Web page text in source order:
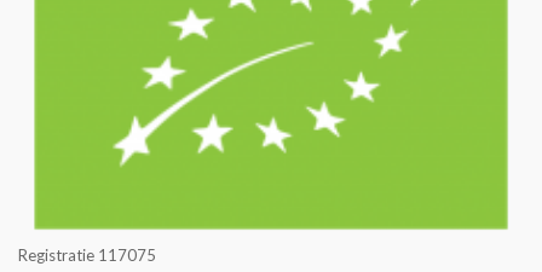
Registratie 117075